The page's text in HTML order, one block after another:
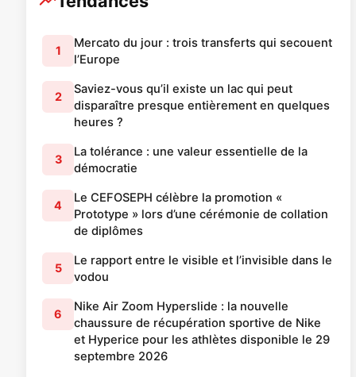
1
Mercato du jour : trois transferts qui secouent
l’Europe
2
Saviez-vous qu’il existe un lac qui peut
disparaître presque entièrement en quelques
heures ?
3
La tolérance : une valeur essentielle de la
démocratie
4
Le CEFOSEPH célèbre la promotion «
Prototype » lors d’une cérémonie de collation
de diplômes
5
Le rapport entre le visible et l’invisible dans le
vodou
6
Nike Air Zoom Hyperslide : la nouvelle
chaussure de récupération sportive de Nike
et Hyperice pour les athlètes disponible le 29
septembre 2026